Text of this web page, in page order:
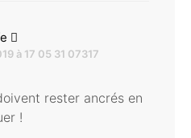
à 17 05 31 07317
rester ancrés en
!